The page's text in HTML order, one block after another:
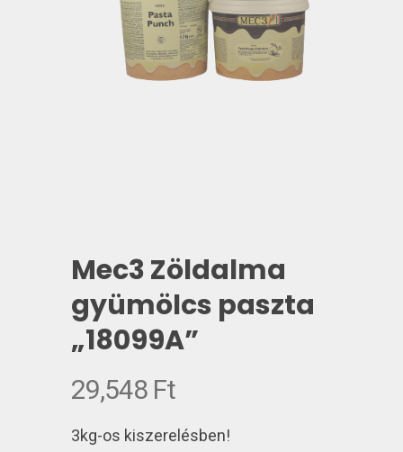
Mec3 Zöldalma
gyümölcs paszta
„18099A”
29,548 Ft
3kg-os kiszerelésben!